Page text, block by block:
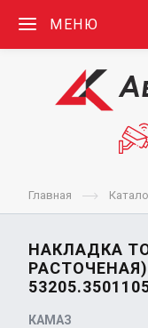
МЕНЮ
Главная
НАКЛАДКА
КАМАЗ